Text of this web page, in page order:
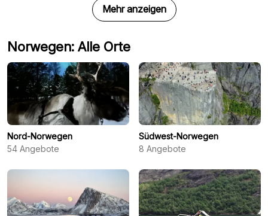
Mehr anzeigen
Norwegen: Alle Orte
Nord-Norwegen
54 Angebote
Südwest-Norwegen
8 Angebote